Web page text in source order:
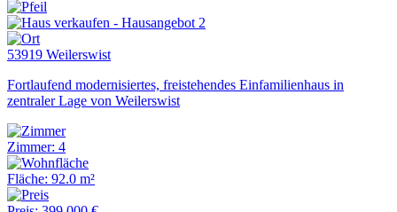
53919 Weilerswist
Fortlaufend modernisiertes, freistehendes Einfamilienhaus in
zentraler Lage von Weilerswist
Zimmer: 4
Fläche: 92.0 m²